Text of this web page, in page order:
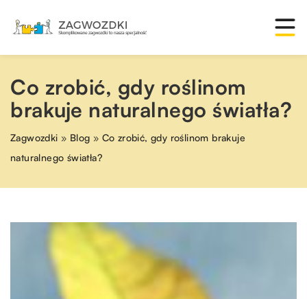
Co zrobić, gdy roślinom
brakuje naturalnego światła?
Zagwozdki » Blog » Co zrobić, gdy roślinom brakuje
naturalnego światła?